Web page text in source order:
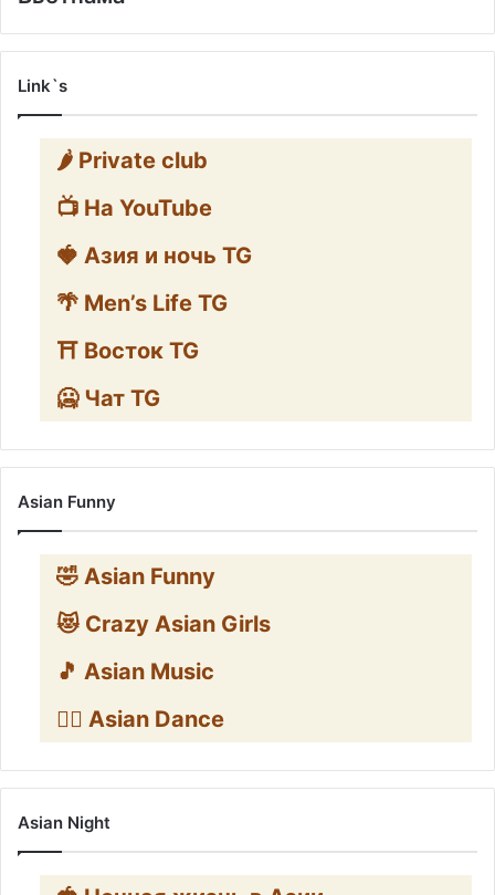
Link`s
🌶️ Private club
📺 На YouTube
🍓 Азия и ночь TG
🌴 Men’s Life TG
⛩️ Восток TG
🥶 Чат TG
Asian Funny
🤣 Asian Funny
😻 Crazy Asian Girls
🎵 Asian Music
👯‍♀️ Asian Dance
Asian Night